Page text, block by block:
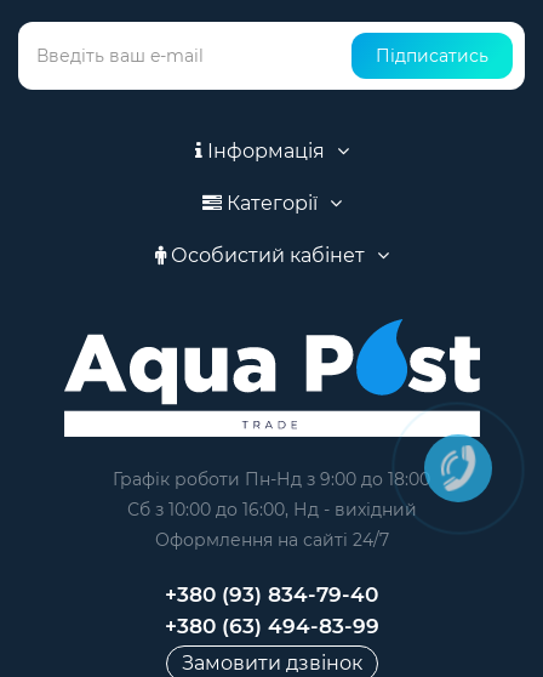
Підписатись
Інформація
Категорії
Особистий кабінет
Графік роботи Пн-Нд з 9:00 до 18:00
Сб з 10:00 до 16:00, Нд - вихідний
Оформлення на сайтi 24/7
+380 (93) 834-79-40
+380 (63) 494-83-99
Замовити дзвінок